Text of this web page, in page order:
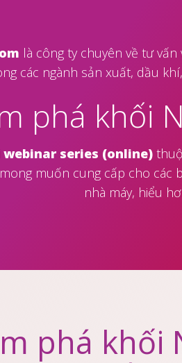
là công ty chuyên về tư
các ngành sản xuất, dầu
phá khối
webinar series (online)
muốn cung cấp cho các
nhà máy, hiểu
phá khối